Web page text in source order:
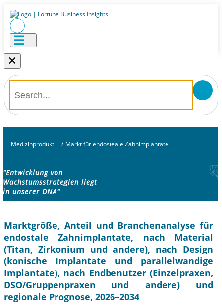
×
Medizinprodukt / Markt für endosteale Zahnimplantate
"Entwicklung von
Wachstumsstrategien liegt
in unserer DNA"
Marktgröße, Anteil und Branchenanalyse für
endostale Zahnimplantate, nach Material
(Titan, Zirkonium und andere), nach Design
(konische Implantate und parallelwandige
Implantate), nach Endbenutzer (Einzelpraxen,
DSO/Gruppenpraxen und andere) und
regionale Prognose, 2026–2034